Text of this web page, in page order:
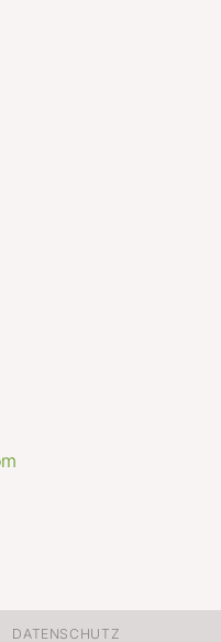
DATENSCHUTZ